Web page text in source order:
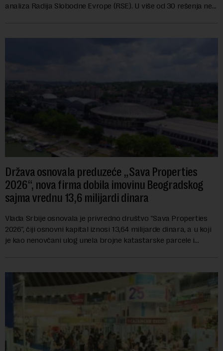
analiza Radija Slobodne Evrope (RSE). U više od 30 rešenja ne
Država osnovala preduzeće „Sava Properties
2026“, nova firma dobila imovinu Beogradskog
sajma vrednu 13,6 milijardi dinara
Vlada Srbije osnovala je privredno društvo "Sava Properties
2026", čiji osnovni kapital iznosi 13,64 milijarde dinara, a u koji
je kao nenovčani ulog unela brojne katastarske parcele i